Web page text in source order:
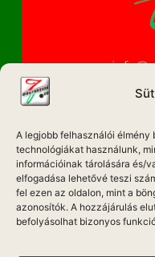
A legjobb felhasználói
technológiákat használunk,
információinak tárolására és/
elfogadása lehetővé teszi
fel ezen az oldalon, mint a
azonosítók. A hozzájárulás
befolyásolhat bizonyos